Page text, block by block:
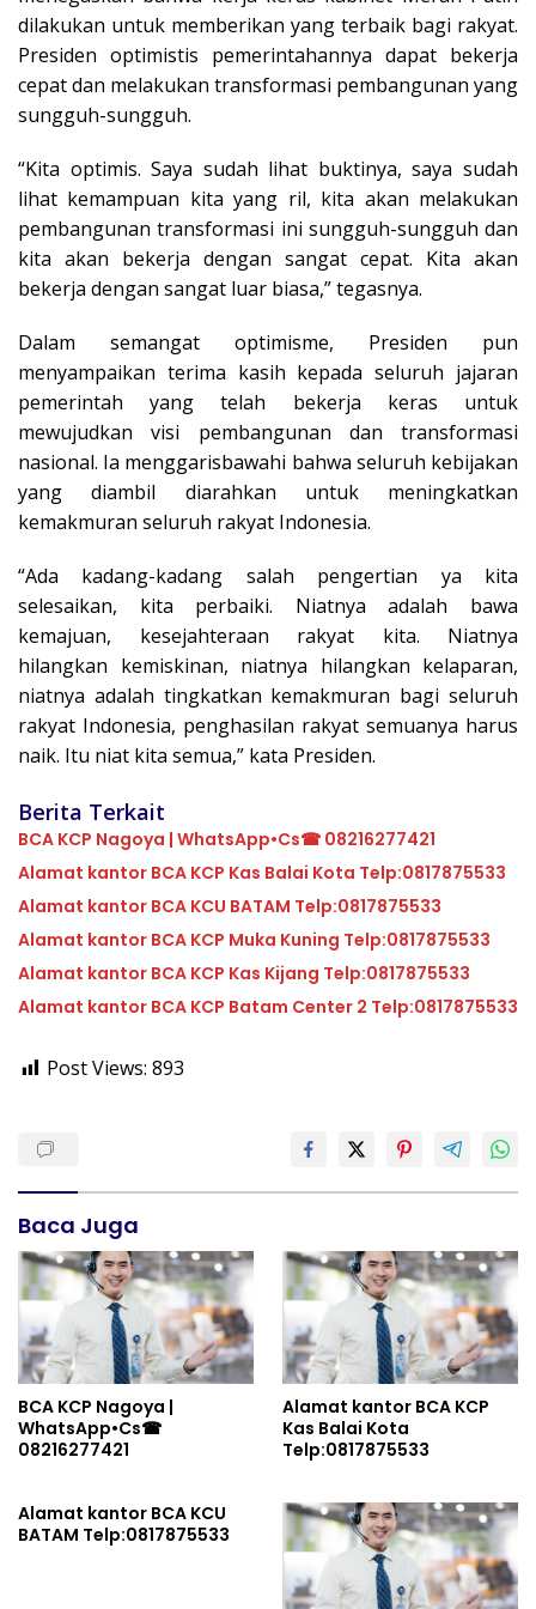
dilakukan untuk memberikan yang terbaik bagi rakyat.
Presiden optimistis pemerintahannya dapat bekerja
cepat dan melakukan transformasi pembangunan yang
sungguh-sungguh.
“Kita optimis. Saya sudah lihat buktinya, saya sudah
lihat kemampuan kita yang ril, kita akan melakukan
pembangunan transformasi ini sungguh-sungguh dan
kita akan bekerja dengan sangat cepat. Kita akan
bekerja dengan sangat luar biasa,” tegasnya.
Dalam semangat optimisme, Presiden pun
menyampaikan terima kasih kepada seluruh jajaran
pemerintah yang telah bekerja keras untuk
mewujudkan visi pembangunan dan transformasi
nasional. Ia menggarisbawahi bahwa seluruh kebijakan
yang diambil diarahkan untuk meningkatkan
kemakmuran seluruh rakyat Indonesia.
“Ada kadang-kadang salah pengertian ya kita
selesaikan, kita perbaiki. Niatnya adalah bawa
kemajuan, kesejahteraan rakyat kita. Niatnya
hilangkan kemiskinan, niatnya hilangkan kelaparan,
niatnya adalah tingkatkan kemakmuran bagi seluruh
rakyat Indonesia, penghasilan rakyat semuanya harus
naik. Itu niat kita semua,” kata Presiden.
Berita Terkait
BCA KCP Nagoya | WhatsApp•Cs☎ 08216277421
Alamat kantor BCA KCP Kas Balai Kota Telp:0817875533
Alamat kantor BCA KCU BATAM Telp:0817875533
Alamat kantor BCA KCP Muka Kuning Telp:0817875533
Alamat kantor BCA KCP Kas Kijang Telp:0817875533
Alamat kantor BCA KCP Batam Center 2 Telp:0817875533
Post Views: 893
Baca Juga
BCA KCP Nagoya |
WhatsApp•Cs☎
08216277421
Alamat kantor BCA KCP
Kas Balai Kota
Telp:0817875533
Alamat kantor BCA KCU
BATAM Telp:0817875533